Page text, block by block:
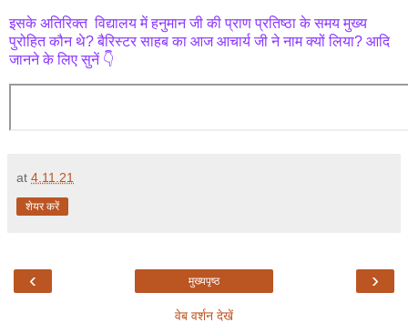
इसके अतिरिक्त विद्यालय में हनुमान जी की प्राण प्रतिष्ठा के समय मुख्य
पुरोहित कौन थे? बैरिस्टर साहब का आज आचार्य जी ने नाम क्यों लिया? आदि
जानने के लिए सुनें 👇
at 4.11.21
शेयर करें
‹ ›
मुख्यपृष्ठ
वेब वर्शन देखें